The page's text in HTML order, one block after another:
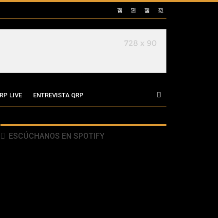
LIVE ENTREVISTA QRP
ESCÚCHANOS EN SPOTIFY